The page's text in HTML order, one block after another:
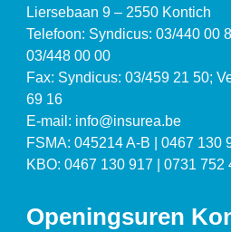
Liersebaan 9 – 2550 Kontich
Telefoon: Syndicus: 03/440 00
03/448 00 00
Fax: Syndicus: 03/459 21 50;
69 16
E-mail: info@insurea.be
FSMA: 045214 A-B | 0467 130
KBO: 0467 130 917 | 0731 752
Openingsuren